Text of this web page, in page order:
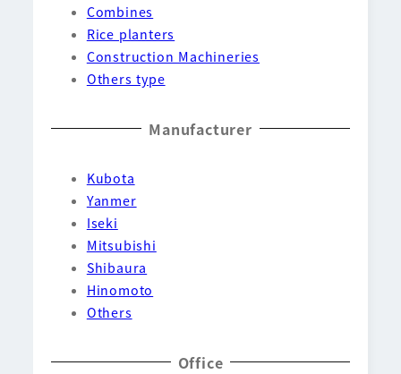
Combines
Rice planters
Construction Machineries
Others type
Manufacturer
Kubota
Yanmer
Iseki
Mitsubishi
Shibaura
Hinomoto
Others
Office